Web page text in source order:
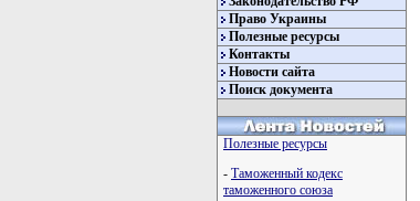
Право Украины
Полезные ресурсы
Контакты
Новости сайта
Поиск документа
Полезные ресурсы
- Таможенный кодекс
таможенного союза